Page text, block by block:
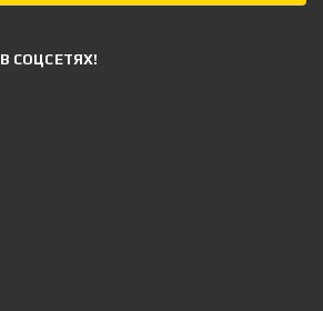
СОЦСЕТЯХ!